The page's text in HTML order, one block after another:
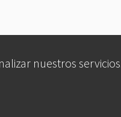
nuestros